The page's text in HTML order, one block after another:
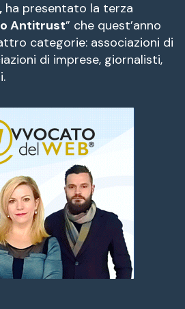
, ha presentato la terza
Antitrust” che quest’anno
categorie: associazioni di
di imprese, giornalisti,